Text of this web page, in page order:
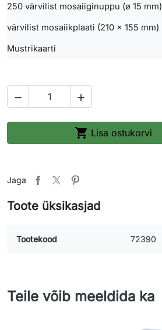
250 värvilist mosaiiginuppu (ø 15 mm)
värvilist mosaiikplaati (210 × 155 mm)
Mustrikaarti
 
 Lisa ostukorvi
Jaga
Toote üksikasjad
Tootekood 72390
Teile võib meeldida ka